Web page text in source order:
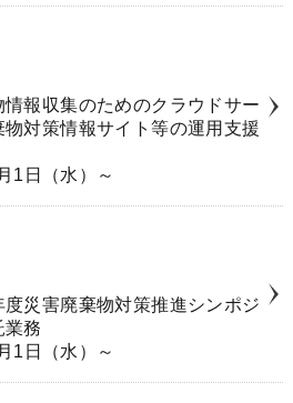
報収集のためのクラウドサー
対策情報サイト等の運用支援
1日（水）～
災害廃棄物対策推進シンポジ
業務
1日（水）～